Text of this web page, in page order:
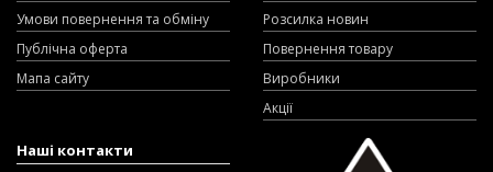
Умови повернення та обміну
Публічна оферта
Мапа сайту
Розсилка новин
Повернення товару
Виробники
Акції
Наші контакти